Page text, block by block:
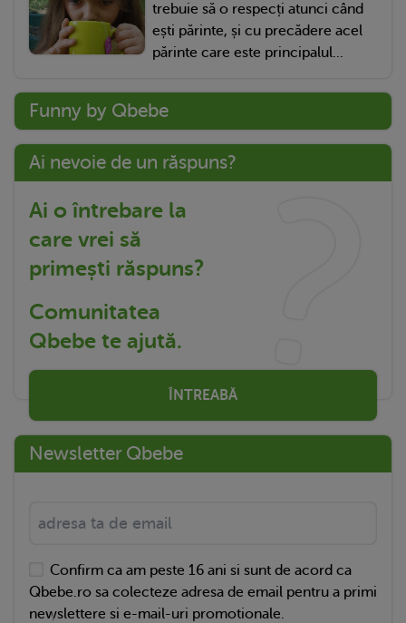
trebuie să o respecți atunci când
ești părinte, și cu precădere acel
părinte care este principalul...
Funny by Qbebe
Ai nevoie de un răspuns?
Ai o întrebare la
care vrei să
primești răspuns?
Comunitatea
Qbebe te ajută.
ÎNTREABĂ
Newsletter Qbebe
Confirm ca am peste 16 ani si sunt de acord ca
Qbebe.ro sa colecteze adresa de email pentru a primi
newslettere si e-mail-uri promotionale.